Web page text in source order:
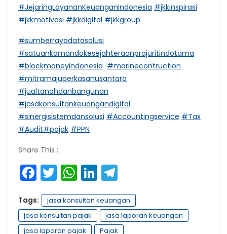
#JejaringLayananKeuanganIndonesia #jkkinspirasi
#jkkmotivasi #jkkdigital #jkkgroup
#sumberrayadatasolusi
#satuankomandokesejahteraanprajuritindotama
#blockmoneyindonesia #marinecontruction
#mitramajuperkasanusantara
#jualtanahdanbangunan
#jasakonsultankeuangandigital
#sinergisistemdansolusi #Accountingservice #Tax
#Audit#pajak #PPN
Share This :
Facebook
Twitter
WhatsApp
LinkedIn
Tags:
jasa konsultan keuangan
jasa konsultan pajak
jasa laporan keuangan
jasa laporan pajak
Pajak